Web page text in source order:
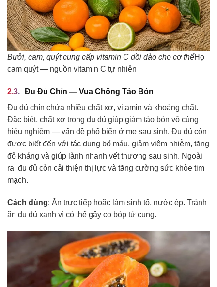
Bưởi, cam, quýt cung cấp vitamin C dồi dào cho cơ thểHọ
cam quýt — nguồn vitamin C tự nhiên
Đu Đủ Chín — Vua Chống Táo Bón
Đu đủ chín chứa nhiều chất xơ, vitamin và khoáng chất.
Đặc biệt, chất xơ trong đu đủ giúp giảm táo bón vô cùng
hiệu nghiệm — vấn đề phổ biến ở mẹ sau sinh. Đu đủ còn
được biết đến với tác dụng bổ máu, giảm viêm nhiễm, tăng
độ kháng và giúp lành nhanh vết thương sau sinh. Ngoài
ra, đu đủ còn cải thiện thị lực và tăng cường sức khỏe tim
mạch.
Cách dùng: Ăn trực tiếp hoặc làm sinh tố, nước ép. Tránh
ăn đu đủ xanh vì có thể gây co bóp tử cung.